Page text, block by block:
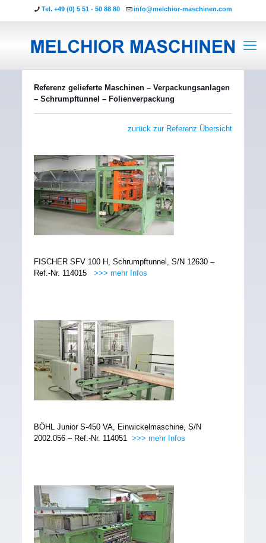
Tel. +49 (0) 5 51 - 50 88 80 info@melchior-maschinen.com
Referenz gelieferte Maschinen – Verpackungsanlagen
– Schrumpftunnel – Folienverpackung
zurück zur Referenz Übersicht
FISCHER SFV 100 H, Schrumpftunnel, S/N 12630 –
Ref.-Nr. 114015 >>> mehr Infos
BÖHL Junior S-450 VA, Einwickelmaschine, S/N
2002.056 – Ref.-Nr. 114051 >>> mehr Infos